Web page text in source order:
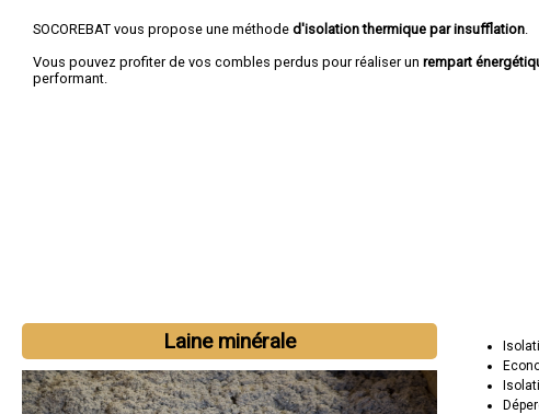
SOCOREBAT vous propose une méthode d'isolation thermique par insufflation.
Vous pouvez profiter de vos combles perdus pour réaliser un rempart
performant.
Laine minérale